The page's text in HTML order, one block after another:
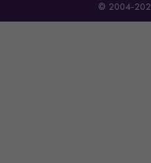
© 2004-